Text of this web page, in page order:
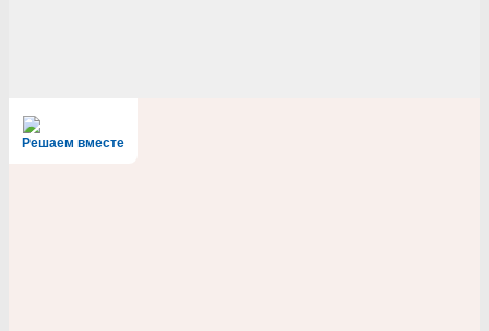
Решаем вместе